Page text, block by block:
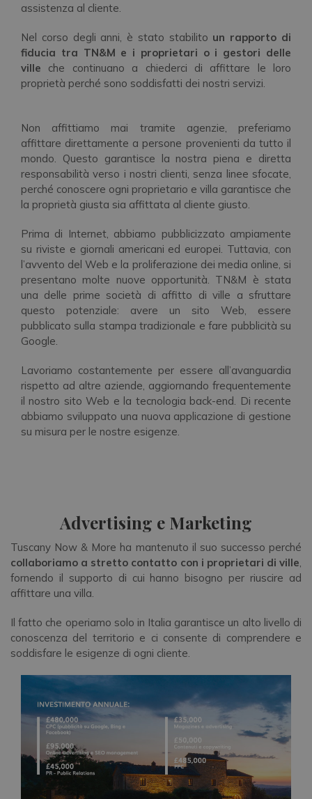
assistenza al cliente.
Nel corso degli anni, è stato stabilito un rapporto di
fiducia tra TN&M e i proprietari o i gestori delle
ville che continuano a chiederci di affittare le loro
proprietà perché sono soddisfatti dei nostri servizi.
Non affittiamo mai tramite agenzie, preferiamo
affittare direttamente a persone provenienti da tutto il
mondo. Questo garantisce la nostra piena e diretta
responsabilità verso i nostri clienti, senza linee sfocate,
perché conoscere ogni proprietario e villa garantisce che
la proprietà giusta sia affittata al cliente giusto.
Prima di Internet, abbiamo pubblicizzato ampiamente
su riviste e giornali americani ed europei. Tuttavia, con
l’avvento del Web e la proliferazione dei media online, si
presentano molte nuove opportunità. TN&M è stata
una delle prime società di affitto di ville a sfruttare
questo potenziale: avere un sito Web, essere
pubblicato sulla stampa tradizionale e fare pubblicità su
Google.
Lavoriamo costantemente per essere all’avanguardia
rispetto ad altre aziende, aggiornando frequentemente
il nostro sito Web e la tecnologia back-end. Di recente
abbiamo sviluppato una nuova applicazione di gestione
su misura per le nostre esigenze.
Advertising e Marketing
Tuscany Now & More ha mantenuto il suo successo perché
collaboriamo a stretto contatto con i proprietari di ville,
fornendo il supporto di cui hanno bisogno per riuscire ad
affittare una villa.
Il fatto che operiamo solo in Italia garantisce un alto livello di
conoscenza del territorio e ci consente di comprendere e
soddisfare le esigenze di ogni cliente.